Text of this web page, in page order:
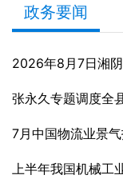
政务要闻
2026年8月7日湘
张永久专题调度全